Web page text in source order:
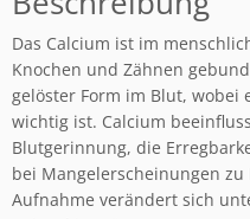
Das Calcium ist im
Knochen und Zähnen
gelöster Form im Blut, wobei
wichtig ist. Calcium
Blutgerinnung, die
bei Mangelerscheinungen
Aufnahme verändert sich